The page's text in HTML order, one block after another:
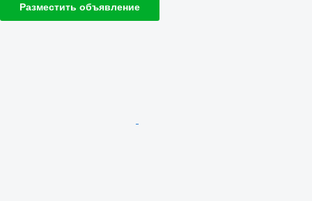
Разместить объявление